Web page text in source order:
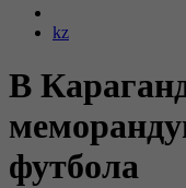
kz
В
футбола